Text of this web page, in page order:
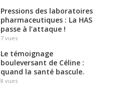
Pressions des laboratoires
pharmaceutiques : La HAS
passe à l’attaque !
7 vues
Le témoignage
bouleversant de Céline :
quand la santé bascule.
8 vues